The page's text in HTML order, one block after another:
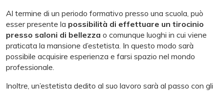
Al termine di un periodo formativo presso una scuola, può
esser presente la possibilità di effettuare un tirocinio
presso saloni di bellezza o comunque luoghi in cui viene
praticata la mansione d’estetista. In questo modo sarà
possibile acquisire esperienza e farsi spazio nel mondo
professionale.
Inoltre, un’estetista dedito al suo lavoro sarà al passo con gli